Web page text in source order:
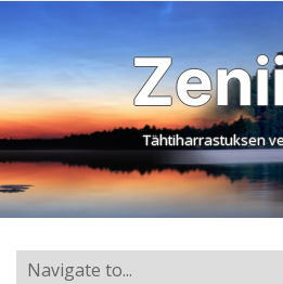
Tähtiharrastuksen